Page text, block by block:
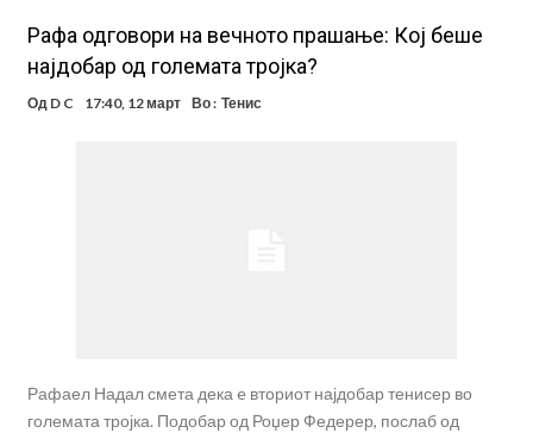
Рафа одговори на вечното прашање: Кој беше
најдобар од големата тројка?
Од D C 17:40, 12 март Во : Тенис
Рафаел Надал смета дека e вториот најдобар тенисер во
големата тројка. Подобар од Роџер Федерер, послаб од